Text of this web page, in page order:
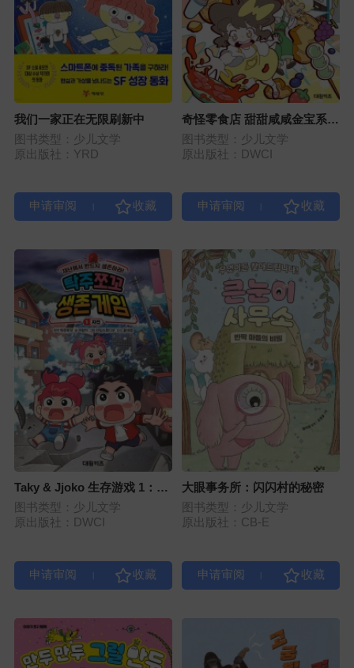
我们一家正在无限刷新中
图书类型：少儿文学
原出版社：YRD
奇怪零食店 甜甜咸咸金宝系列
1图书类型：少儿文学
原出版社：DWCI
Taky & Jjoko 生存游戏 1：地
震
图书类型：少儿文学
原出版社：DWCI
大眼事务所：闪闪村的秘密
图书类型：少儿文学
原出版社：CB-E